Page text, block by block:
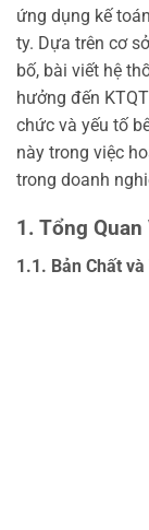
ứng dụng kế
ty. Dựa trên cơ
bố, bài viết hệ
hưởng đến
chức và yếu tố
này trong việc
trong doanh
1. Tổng Quan
1.1. Bản Chất